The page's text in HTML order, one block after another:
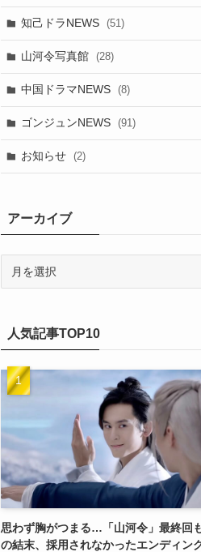
(29)
(20)
(21)
(21)
(24)
(23)
(27)
(21)
(25)
(25)
(14)
知己ドラNEWS (51)
(42)
(5)
(1)
山河令写真館 (28)
(17)
(3)
(2)
中国ドラマNEWS (8)
(1)
(6)
ゴンジュンNEWS (91)
お知らせ (2)
アーカイブ
ブ人気記事TOP10
思わず胸がつまる…「山河令」最終回
の結末、採用されなかったエンディン